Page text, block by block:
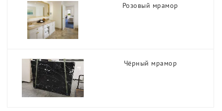
Оникс
Травертин
Кварцит
Агломрамор
Кварцевый агломерат
Группа
Розовый мрамор
Чёрный мрамор